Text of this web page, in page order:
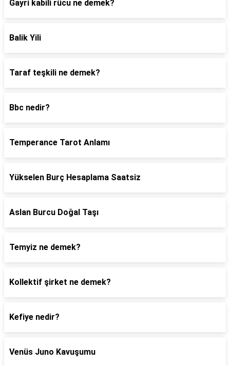
Gayri kabili rücu ne demek?
Balik Yili
Taraf teşkili ne demek?
Bbc nedir?
Temperance Tarot Anlamı
Yükselen Burç Hesaplama Saatsiz
Aslan Burcu Doğal Taşı
Temyiz ne demek?
Kollektif şirket ne demek?
Kefiye nedir?
Venüs Juno Kavuşumu